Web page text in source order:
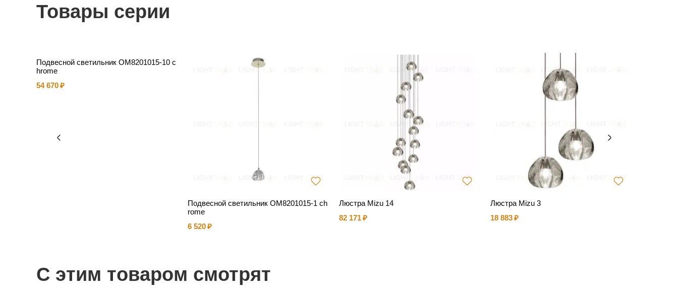
Товары серии
Подвесной светильник OM8201015-10 c
hrome
54 670
Подвесной светильник OM8201015-1 ch
rome
6 520
Люстра Mizu 14
82 171
Люстра Mizu 3
18 883
С этим товаром смотрят